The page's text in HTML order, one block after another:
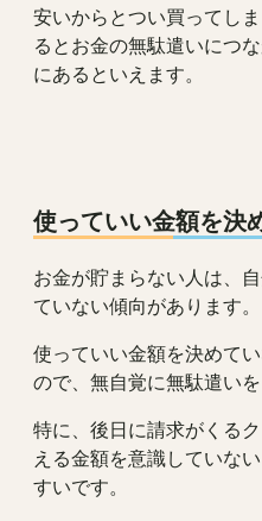
安いからとつい買ってし
るとお金の無駄遣いにつ
にあるといえます。
使っていい金額を決
お金が貯まらない人は、
ていない傾向があります。
使っていい金額を決めて
ので、無自覚に無駄遣いを
特に、後日に請求がくる
える金額を意識していな
すいです。